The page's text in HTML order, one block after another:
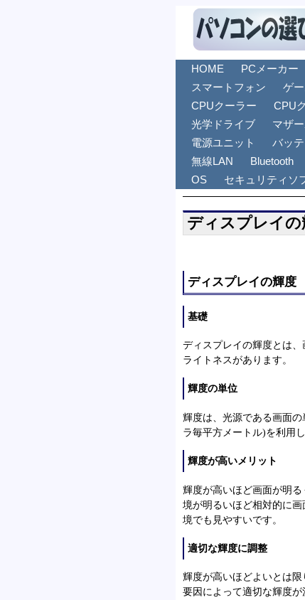
HOME PCメーカー
スマートフォン
ゲ
CPUクーラー
CPU
光学ドライブ
マザ
電源ユニット
バッ
無線LAN
Bluetooth
OS
セキュリティソ
ディスプレイの
ディスプレイの輝度
基礎
ディスプレイの輝度とは
ライトネスがあります。
輝度の単位
輝度は、光源である画面
ラ毎平方メートル)を利用し
輝度が高いメリット
輝度が高いほど画面が明
境が明るいほど相対的に
境でも見やすいです。
適切な輝度に調整
輝度が高いほどよいとは
要因によって適切な輝度